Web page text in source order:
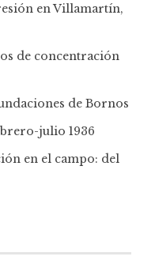
en Villamartín,
de concentración
de Bornos
julio 1936
en el campo: del